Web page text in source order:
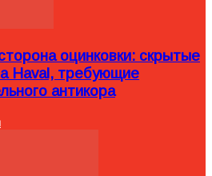
оцинковки: скрытые
Haval, требующие
антикора